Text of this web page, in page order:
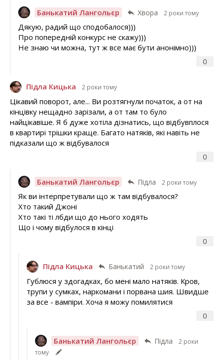
Банькатий Лангольєр Хвора 2 роки тому
0
Дякую, радий що сподобалося)))
Про попередній конкурс не скажу)))
Не знаю чи можна, тут ж все має бути анонімно)))
Підла Кицька 2 роки тому
0
Цікавий поворот, але... Ви розтягнули початок, а от на
кінцівку нещадно зарізали, а от там то було
найцікавіше. Я б дуже хотіла дізнатись, що відбувплося
в квартирі трішки краще. Багато натяків, які навіть не
підказали що ж відбувалося
Банькатий Лангольєр Підла 2 роки тому
0
Як ви інтерпретували що ж там відбувалося?
Хто такий Джоні
Хто такі ті лбди що до нього ходять
Що і чому відбулося в кінці
Підла Кицька Банькатий 2 роки тому
0
Гублюся у здогадках, бо мені мало натяків. Кров,
трупи у сумках, наркомани і порвана шия. Швидше
за все - вампіри. Хоча я можу помилятися
Банькатий Лангольєр Підла
2 роки
тому